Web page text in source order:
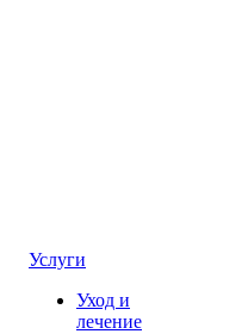
Услуги
Уход и
лечение